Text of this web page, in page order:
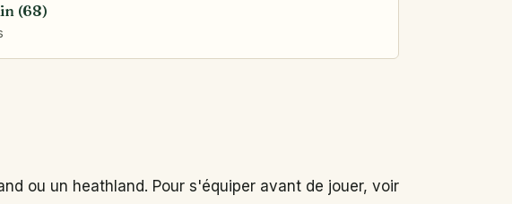
(68)
ou un heathland. Pour s'équiper avant de jouer, voir